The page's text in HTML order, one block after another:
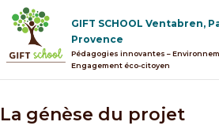
Skip
content
GIFT SCHOOL Ventabren,
Provence
Pédagogies innovantes –
Engagement éco-citoyen
La génèse du projet